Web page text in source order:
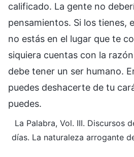
calificado. La gente no
pensamientos. Si los tienes,
no estás en el lugar que te
siquiera cuentas con la
debe tener un ser humano.
puedes deshacerte de tu
puedes.
La Palabra, Vol. III. Discursos
días. La naturaleza arrogante